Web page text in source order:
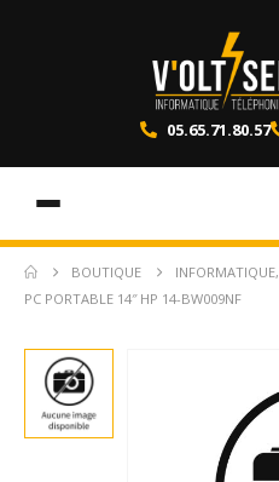
05.65.71.80.57
BOUTIQUE INFORMATIQUE,
PC PORTABLE 14″ HP 14-BW009NF